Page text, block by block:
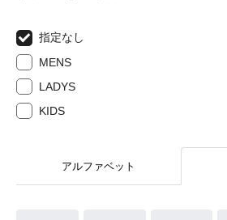
指定なし
MENS
LADYS
KIDS
アルファベット